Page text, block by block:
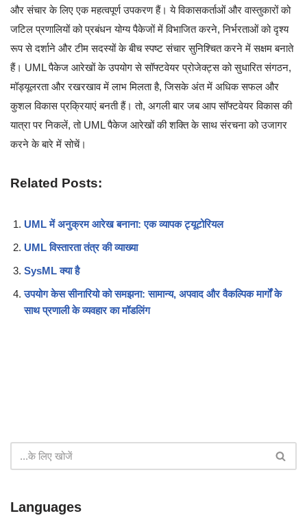
और संचार के लिए एक महत्वपूर्ण उपकरण हैं। ये विकासकर्ताओं और वास्तुकारों को
जटिल प्रणालियों को प्रबंधन योग्य पैकेजों में विभाजित करने, निर्भरताओं को दृश्य
रूप से दर्शाने और टीम सदस्यों के बीच स्पष्ट संचार सुनिश्चित करने में सक्षम बनाते
हैं। UML पैकेज आरेखों के उपयोग से सॉफ्टवेयर प्रोजेक्ट्स को सुधारित संगठन,
मॉड्यूलरता और रखरखाव में लाभ मिलता है, जिसके अंत में अधिक सफल और
कुशल विकास प्रक्रियाएं बनती हैं। तो, अगली बार जब आप सॉफ्टवेयर विकास की
यात्रा पर निकलें, तो UML पैकेज आरेखों की शक्ति के साथ संरचना को उजागर
करने के बारे में सोचें।
Related Posts:
UML में अनुक्रम आरेख बनाना: एक व्यापक ट्यूटोरियल
UML विस्तारता तंत्र की व्याख्या
SysML क्या है
उपयोग केस सीनारियो को समझना: सामान्य, अपवाद और वैकल्पिक मार्गों के
साथ प्रणाली के व्यवहार का मॉडलिंग
Languages